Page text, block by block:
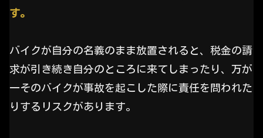
す。
バイクが自分の名義のまま放置されると、税金の請
求が引き続き自分のところに来てしまったり、万が
一そのバイクが事故を起こした際に責任を問われた
りするリスクがあります。